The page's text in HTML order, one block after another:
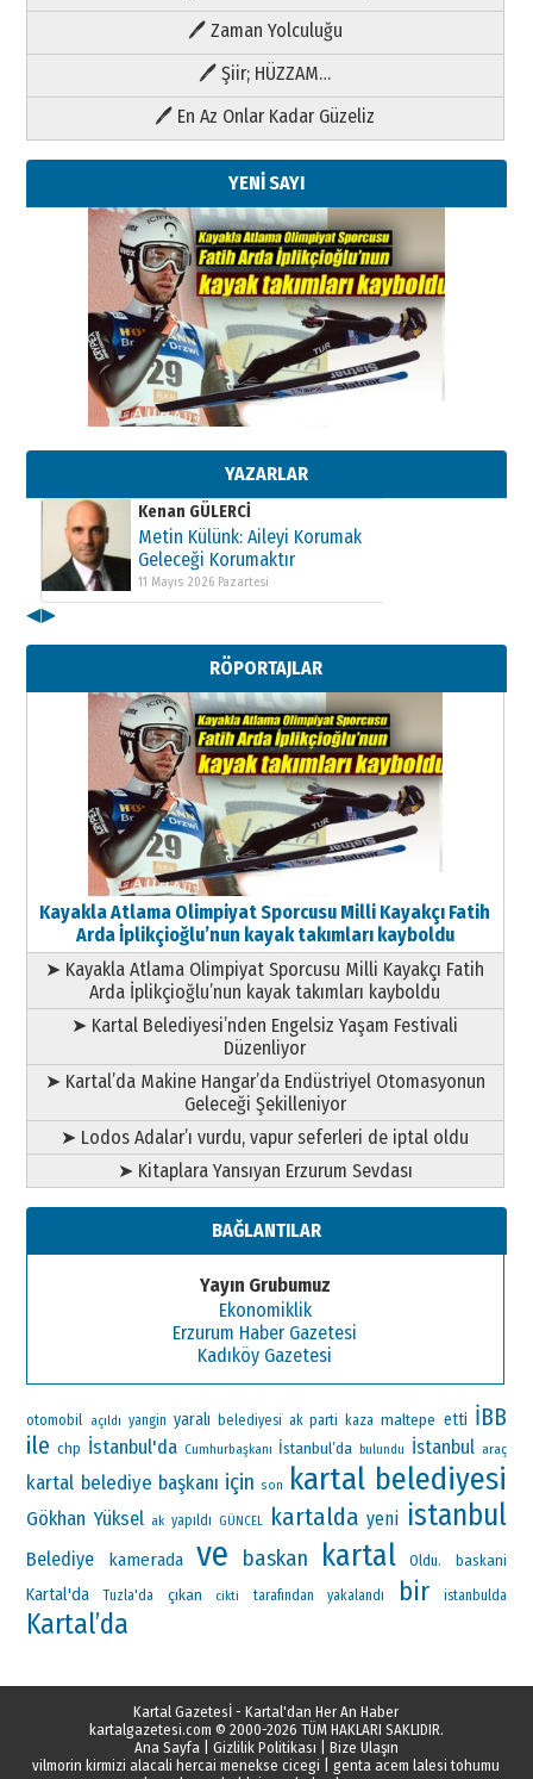
🖊 Zaman Yolculuğu
🖊 Şiir; HÜZZAM…
🖊 En Az Onlar Kadar Güzeliz
YENİ SAYI
YAZARLAR
Kenan GÜLERCİ
Metin Külünk: Aileyi Korumak
11 Mayıs 2026 Pazartesi
Kenan GÜLERCİ
Metin Külünk: Aileyi Korumak
Geleceği Korumaktır
11 Mayıs 2026 Pazartesi
Metin Külünk: Aileyi Korumak
Geleceği Korumaktır
11 Mayıs 2026 Pazartesi
◀▶
RÖPORTAJLAR
Kayakla Atlama Olimpiyat Sporcusu Milli Kayakçı Fatih
Arda İplikçioğlu’nun kayak takımları kayboldu
➤ Kayakla Atlama Olimpiyat Sporcusu Milli Kayakçı Fatih
Arda İplikçioğlu’nun kayak takımları kayboldu
➤ Kartal Belediyesi’nden Engelsiz Yaşam Festivali
Düzenliyor
➤ Kartal’da Makine Hangar’da Endüstriyel Otomasyonun
Geleceği Şekilleniyor
➤ Lodos Adalar’ı vurdu, vapur seferleri de iptal oldu
➤ Kitaplara Yansıyan Erzurum Sevdası
BAĞLANTILAR
Yayın Grubumuz
Ekonomiklik
Erzurum Haber Gazetesi
Kadıköy Gazetesi
otomobil açıldı yangin yaralı belediyesi ak parti kaza maltepe etti İBB
ile chp İstanbul'da Cumhurbaşkanı İstanbul’da bulundu İstanbul araç
kartal belediye başkanı için son kartal belediyesi
Gökhan Yüksel ak yapıldı GÜNCEL kartalda yeni istanbul
Belediye kamerada ve baskan kartal Oldu. baskani
Kartal'da Tuzla'da çıkan cikti tarafından yakalandı bir istanbulda
Kartal’da
Kartal Gazetesİ - Kartal'dan Her An Haber
kartalgazetesi.com © 2000-2026 TÜM HAKLARI SAKLIDIR.
Ana Sayfa
Gizlilik Politikası
Bize Ulaşın
vilmorin kirmizi alacali hercai menekse cicegi |genta acem lalesi tohumu